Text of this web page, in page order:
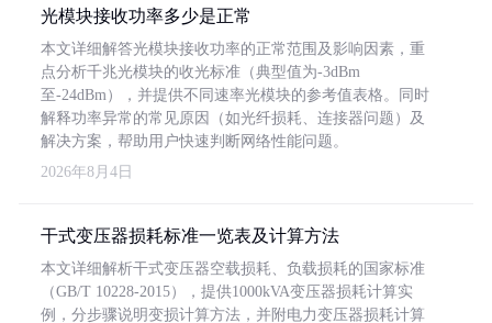
光模块接收功率多少是正常
本文详细解答光模块接收功率的正常范围及影响因素，重
点分析千兆光模块的收光标准（典型值为-3dBm
至-24dBm），并提供不同速率光模块的参考值表格。同时
解释功率异常的常见原因（如光纤损耗、连接器问题）及
解决方案，帮助用户快速判断网络性能问题。
2026年8月4日
干式变压器损耗标准一览表及计算方法
本文详细解析干式变压器空载损耗、负载损耗的国家标准
（GB/T 10228-2015），提供1000kVA变压器损耗计算实
例，分步骤说明变损计算方法，并附电力变压器损耗计算